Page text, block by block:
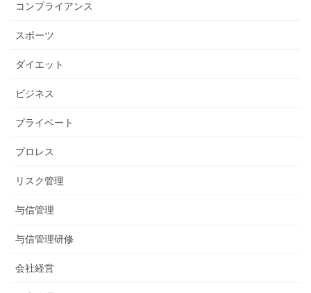
コンプライアンス
スポーツ
ダイエット
ビジネス
プライベート
プロレス
リスク管理
与信管理
与信管理研修
会社経営